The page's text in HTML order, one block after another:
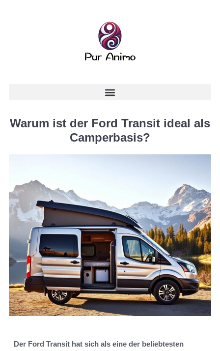
Warum ist der Ford Transit ideal als
Camperbasis?
Der Ford Transit hat sich als eine der beliebtesten